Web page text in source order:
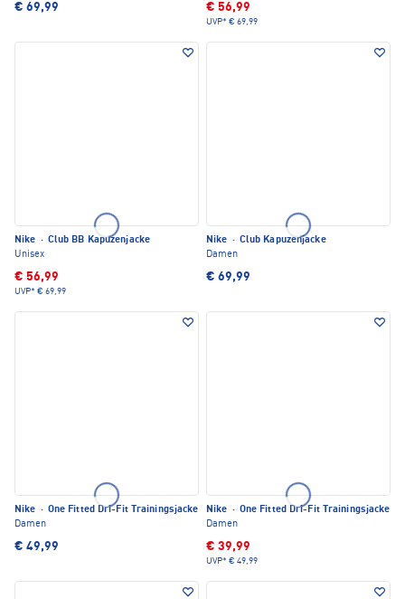
€ 69,99 € 56,99
UVP* € 69,99
Nike · Club BB Kapuzenjacke
Unisex
€ 56,99
UVP* € 69,99
Nike · Club Kapuzenjacke
Damen
€ 69,99
Nike · One Fitted Dri-Fit Trainingsjacke
Damen
€ 49,99
Nike · One Fitted Dri-Fit Trainingsjacke
Damen
€ 39,99
UVP* € 49,99